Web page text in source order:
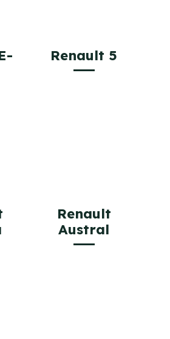
Renault 5
Renault
Austral